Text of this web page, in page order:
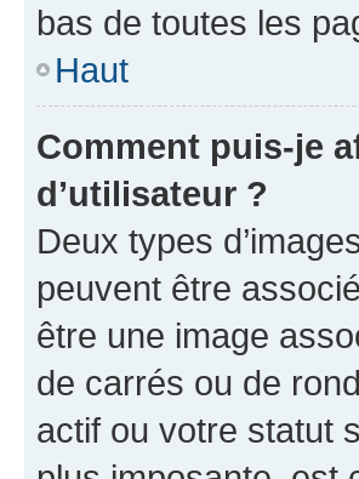
bas de toutes les
Haut
Comment puis-je
d’utilisateur ?
Deux types
peuvent être
être une image
de carrés ou de
actif ou votre statut